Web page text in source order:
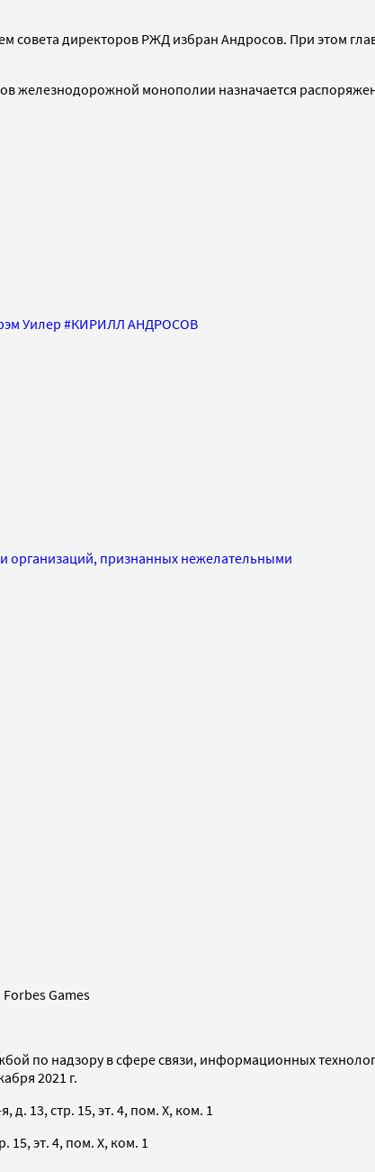
совета директоров РЖД избран Андросов. При этом
железнодорожной монополии назначается
Уилер #КИРИЛЛ АНДРОСОВ
организаций, признанных нежелательными
Games
по надзору в сфере связи, информационных
2021 г.
д. 13, стр. 15, эт. 4, пом. X, ком. 1
15, эт. 4, пом. X, ком. 1